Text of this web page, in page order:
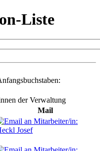
Liste
der Verwaltung
Mail